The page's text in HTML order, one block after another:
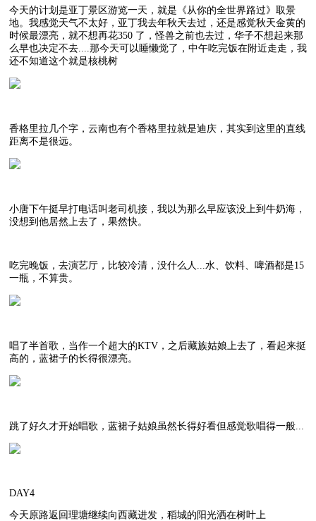
今天的计划是亚丁景区游览一天，就是《从你的全世界路过》取景
地。我感觉天气不太好，亚丁我去年秋天去过，还是感觉秋天金黄的
时候最漂亮，就不想再花350 了，怪兽之前也去过，华子不想起来那
么早也决定不去....那今天可以睡懒觉了，中午吃完饭在附近走走，我
还不知道这个就是核桃树
香格里拉几个字，云南也有个香格里拉就是迪庆，其实到这里的直线
距离不是很远。
小唐下午挺早打电话叫老司机接，我以为那么早应该没上到牛奶海，
没想到他居然上去了，果然快。
吃完晚饭，去演艺厅，比较冷清，没什么人...水、饮料、啤酒都是15
一瓶，不算贵。
唱了半首歌，当作一个超大的KTV，之后藏族姑娘上去了，看起来挺
高的，蓝裙子的长得很漂亮。
跳了好久才开始唱歌，蓝裙子姑娘虽然长得好看但感觉歌唱得一般...
DAY4
今天原路返回理塘继续向西藏进发，稻城的阳光洒在树叶上